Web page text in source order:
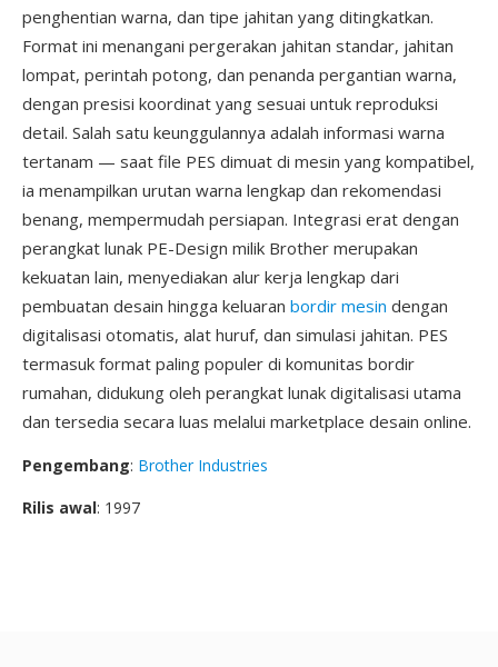
penghentian warna, dan tipe jahitan yang ditingkatkan.
Format ini menangani pergerakan jahitan standar, jahitan
lompat, perintah potong, dan penanda pergantian warna,
dengan presisi koordinat yang sesuai untuk reproduksi
detail. Salah satu keunggulannya adalah informasi warna
tertanam — saat file PES dimuat di mesin yang kompatibel,
ia menampilkan urutan warna lengkap dan rekomendasi
benang, mempermudah persiapan. Integrasi erat dengan
perangkat lunak PE-Design milik Brother merupakan
kekuatan lain, menyediakan alur kerja lengkap dari
pembuatan desain hingga keluaran bordir mesin dengan
digitalisasi otomatis, alat huruf, dan simulasi jahitan. PES
termasuk format paling populer di komunitas bordir
rumahan, didukung oleh perangkat lunak digitalisasi utama
dan tersedia secara luas melalui marketplace desain online.
Pengembang: Brother Industries
Rilis awal: 1997